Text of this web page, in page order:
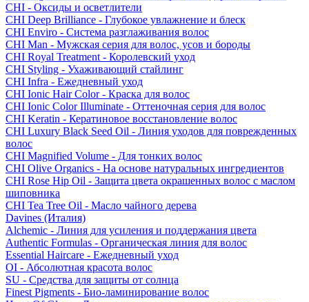
CHI - Оксиды и осветлители
CHI Deep Brilliance - Глубокое увлажнение и блеск
CHI Enviro - Система разглаживания волос
CHI Man - Мужская серия для волос, усов и бороды
CHI Royal Treatment - Королевский уход
CHI Styling - Ухаживающий стайлинг
CHI Infra - Ежедневный уход
CHI Ionic Hair Color - Краска для волос
CHI Ionic Color Illuminate - Оттеночная серия для волос
CHI Keratin - Кератиновое восстановление волос
CHI Luxury Black Seed Oil - Линия уходов для поврежденных
волос
CHI Magnified Volume - Для тонких волос
CHI Olive Organics - На основе натуральных ингредиентов
CHI Rose Hip Oil - Защита цвета окрашенных волос с маслом
шиповника
CHI Tea Tree Oil - Масло чайного дерева
Davines (Италия)
Alchemic - Линия для усиления и поддержания цвета
Authentic Formulas - Органическая линия для волос
Essential Haircare - Eжедневный уход
OI - Абсолютная красота волос
SU - Средства для защиты от солнца
Finest Pigments - Био-ламинирование волос